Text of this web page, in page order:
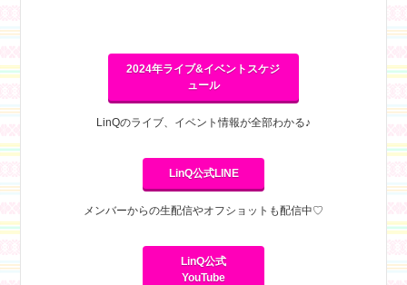
2024年ライブ&イベントスケジ
ュール
LinQのライブ、イベント情報が全部わかる♪
LinQ公式LINE
メンバーからの生配信やオフショットも配信中♡
LinQ公式
YouTube